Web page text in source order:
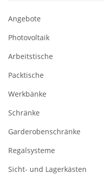
Angebote
Photovoltaik
Arbeitstische
Packtische
Werkbänke
Schränke
Garderobenschränke
Regalsysteme
Sicht- und Lagerkästen